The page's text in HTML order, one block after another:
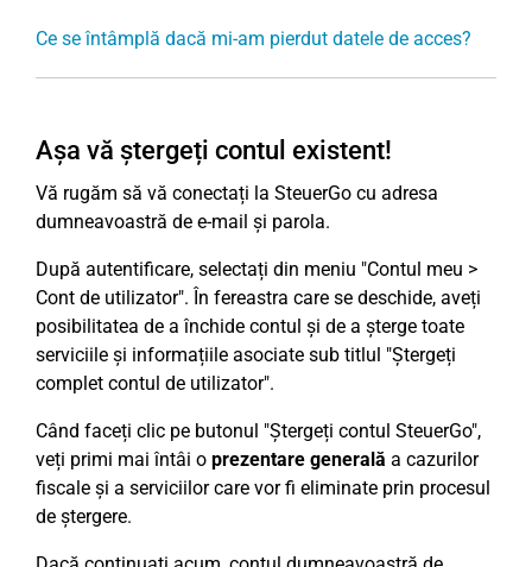
Ce se întâmplă dacă mi-am pierdut datele de acces?
Așa vă ștergeți contul existent!
Vă rugăm să vă conectați la SteuerGo cu adresa
dumneavoastră de e-mail și parola.
După autentificare, selectați din meniu "Contul meu >
Cont de utilizator". În fereastra care se deschide, aveți
posibilitatea de a închide contul și de a șterge toate
serviciile și informațiile asociate sub titlul "Ștergeți
complet contul de utilizator".
Când faceți clic pe butonul "Ștergeți contul SteuerGo",
veți primi mai întâi o prezentare generală a cazurilor
fiscale și a serviciilor care vor fi eliminate prin procesul
de ștergere.